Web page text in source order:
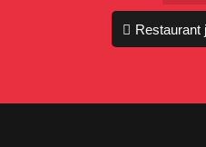
Restaurant